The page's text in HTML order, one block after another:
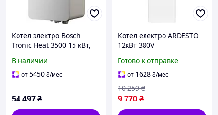
Котёл электро Bosch
Tronic Heat 3500 15 кВт,
насосом 7738504947
В наличии
от5450₴/мес
54 497₴
Котел електро ARDESTO
12кВт 380V
Готово к отправке
от 1628₴/мес
9 770₴
10 259 ₴